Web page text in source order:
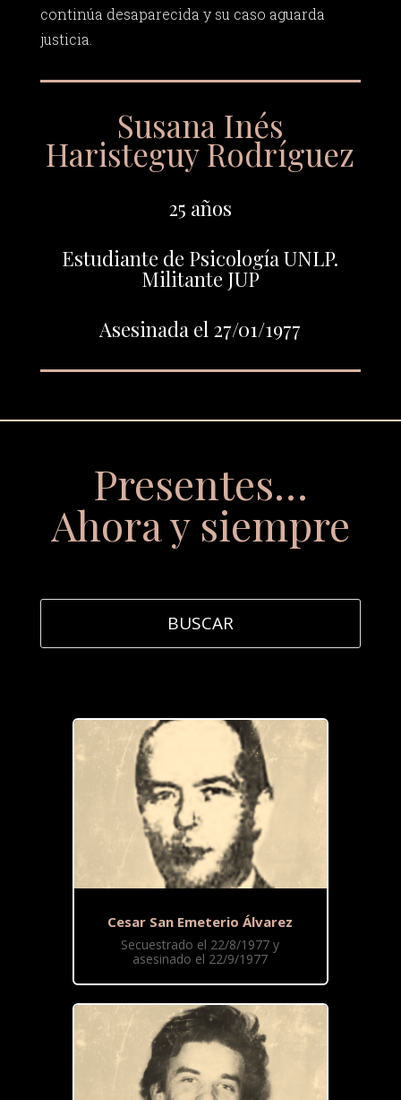
continúa desaparecida y su caso aguarda
justicia.
Susana Inés
Haristeguy Rodríguez
25 años
Estudiante de Psicología UNLP.
Militante JUP
Asesinada el 27/01/1977
Presentes…
Ahora y siempre
Cesar San Emeterio Álvarez
Secuestrado el 22/8/1977 y
asesinado el 22/9/1977